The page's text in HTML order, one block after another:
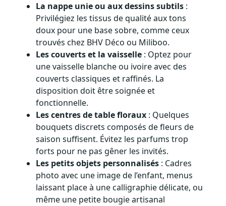
La nappe unie ou aux dessins subtils :
Privilégiez les tissus de qualité aux tons
doux pour une base sobre, comme ceux
trouvés chez BHV Déco ou Miliboo.
Les couverts et la vaisselle : Optez pour
une vaisselle blanche ou ivoire avec des
couverts classiques et raffinés. La
disposition doit être soignée et
fonctionnelle.
Les centres de table floraux : Quelques
bouquets discrets composés de fleurs de
saison suffisent. Évitez les parfums trop
forts pour ne pas gêner les invités.
Les petits objets personnalisés : Cadres
photo avec une image de l’enfant, menus
laissant place à une calligraphie délicate, ou
même une petite bougie artisanal